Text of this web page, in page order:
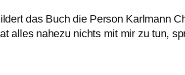
das Buch die Person Karlmann
alles nahezu nichts mit mir zu tun,